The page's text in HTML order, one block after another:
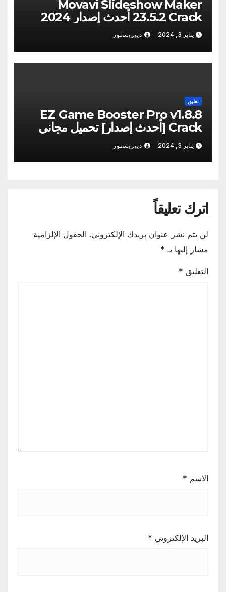
Movavi Slideshow Maker
23.5.2 Crack أحدث إصدار 2024
يناير 3, 2024 ديبريستور
تعليق
EZ Game Booster Pro v1.8.8
Crack [أحدث إصدار] تحميل مجاني
2024
يناير 3, 2024 ديبريستور
اترك تعليقاً
لن يتم نشر عنوان بريدك الإلكتروني. الحقول الإلزامية
مشار إليها بـ *
التعليق *
الاسم *
البريد الإلكتروني *